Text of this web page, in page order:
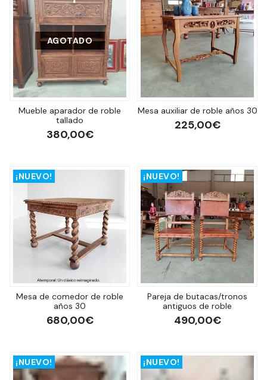
AGOTADO
Mueble aparador de roble
tallado
380,00€
Mesa auxiliar de roble años 30
225,00€
¡NUEVO!
Mesa de comedor de roble
años 30
680,00€
¡NUEVO!
Pareja de butacas/tronos
antiguos de roble
490,00€
¡NUEVO! ¡NUEVO!